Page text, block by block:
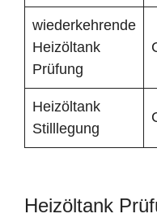
wiederkehrende
Heizöltank
Prüfung
Heizöltank
Stilllegung
Heizöltank